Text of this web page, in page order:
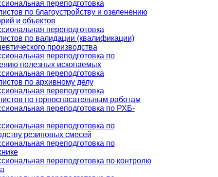
переподготовка
по благоустройству и озеленению
и объектов
переподготовка
по валидации (квалификации)
производства
переподготовка по
полезных ископаемых
переподготовка
по архивному делу
переподготовка
по горноспасательным работам
переподготовка по РХБ-
переподготовка по
резиновых смесей
переподготовка по
переподготовка по контролю